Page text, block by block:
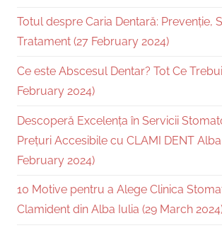
Totul despre Caria Dentară: Prevenție,
Tratament (27 February 2024)
Ce este Abscesul Dentar? Tot Ce
February 2024)
Descoperă Excelența în Servicii
Prețuri Accesibile cu CLAMI DENT
February 2024)
10 Motive pentru a Alege Clinica
Clamident din Alba Iulia (29 March